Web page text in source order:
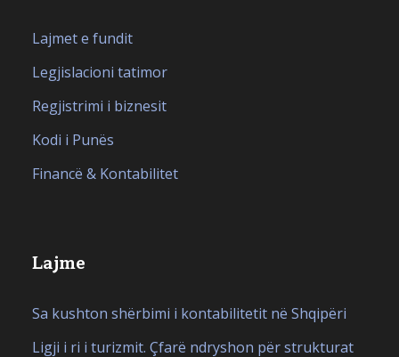
Lajmet e fundit
Legjislacioni tatimor
Regjistrimi i biznesit
Kodi i Punës
Financë & Kontabilitet
Lajme
Sa kushton shërbimi i kontabilitetit në Shqipëri
Ligji i ri i turizmit. Çfarë ndryshon për strukturat